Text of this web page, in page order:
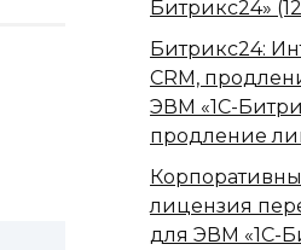
Битрикс24»
Битрикс24:
CRM,
ЭВМ «1С-
продление
лицензия
для ЭВМ «1С-